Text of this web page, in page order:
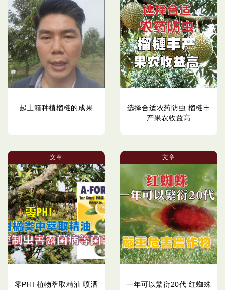
起土箱种植榴梿的成果
选择合适农药防虫 榴梿丰
产果农收益高
文章
零PHI 植物萃取精油 喷洒
文章
一年可以繁衍20代 红蜘蛛